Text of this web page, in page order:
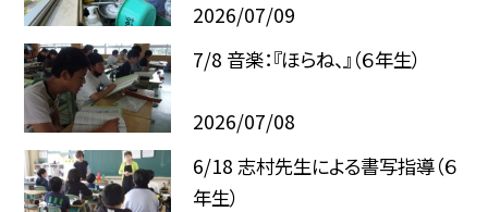
2026/07/09
7/8 音楽：『ほらね、』（６年生）
2026/07/08
6/18 志村先生による書写指導（６
年生）